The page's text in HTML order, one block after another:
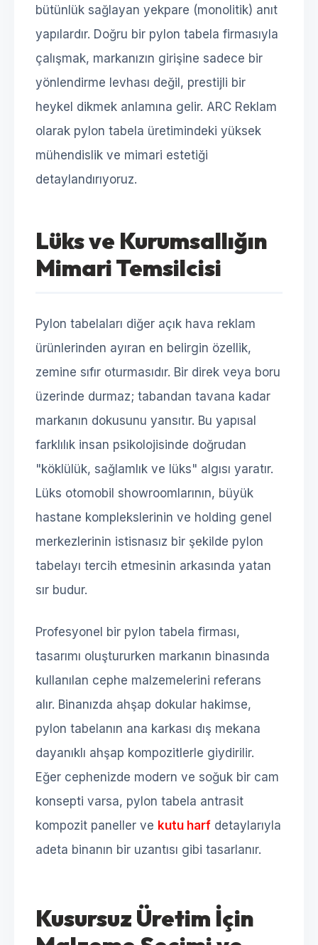
bütünlük sağlayan yekpare (monolitik) anıt
yapılardır. Doğru bir pylon tabela firmasıyla
çalışmak, markanızın girişine sadece bir
yönlendirme levhası değil, prestijli bir
heykel dikmek anlamına gelir. ARC Reklam
olarak pylon tabela üretimindeki yüksek
mühendislik ve mimari estetiği
detaylandırıyoruz.
Lüks ve Kurumsallığın
Mimari Temsilcisi
Pylon tabelaları diğer açık hava reklam
ürünlerinden ayıran en belirgin özellik,
zemine sıfır oturmasıdır. Bir direk veya boru
üzerinde durmaz; tabandan tavana kadar
markanın dokusunu yansıtır. Bu yapısal
farklılık insan psikolojisinde doğrudan
"köklülük, sağlamlık ve lüks" algısı yaratır.
Lüks otomobil showroomlarının, büyük
hastane komplekslerinin ve holding genel
merkezlerinin istisnasız bir şekilde pylon
tabelayı tercih etmesinin arkasında yatan
sır budur.
Profesyonel bir pylon tabela firması,
tasarımı oluştururken markanın binasında
kullanılan cephe malzemelerini referans
alır. Binanızda ahşap dokular hakimse,
pylon tabelanın ana karkası dış mekana
dayanıklı ahşap kompozitlerle giydirilir.
Eğer cephenizde modern ve soğuk bir cam
konsepti varsa, pylon tabela antrasit
kompozit paneller ve kutu harf detaylarıyla
adeta binanın bir uzantısı gibi tasarlanır.
Kusursuz Üretim İçin